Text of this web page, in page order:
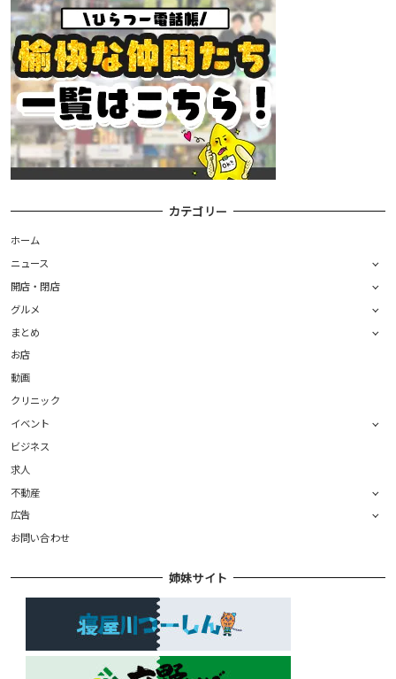
カテゴリー
ホーム
ニュース
開店・閉店
グルメ
まとめ
お店
動画
クリニック
イベント
ビジネス
求人
不動産
広告
お問い合わせ
姉妹サイト